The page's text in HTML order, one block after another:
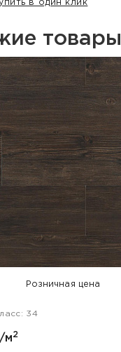
в один клик
товары
Розничная цена
34
м2